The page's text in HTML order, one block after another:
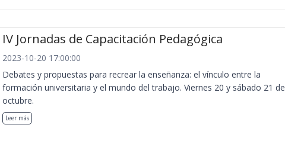
IV Jornadas de Capacitación Pedagógica
2023-10-20 17:00:00
Debates y propuestas para recrear la enseñanza: el vínculo entre la
formación universitaria y el mundo del trabajo. Viernes 20 y sábado 21 de
octubre.
Leer más